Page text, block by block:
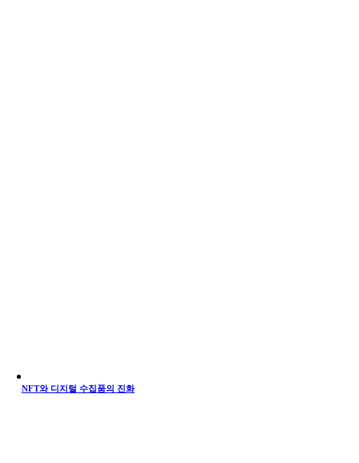
NFT와 디지털 수집품의 진화